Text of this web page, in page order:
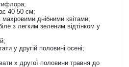
40-50 см;
махровими днібними квітами;
з легким зеленим відтінком у
у другій половині осені;
х другої половини травня до